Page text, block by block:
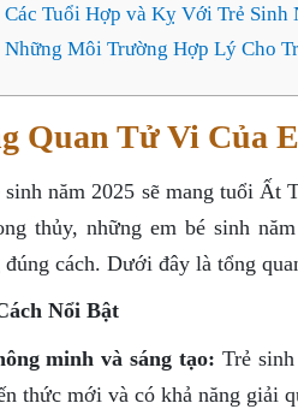
Các Tuổi Hợp và Kỵ Với Trẻ Sinh
Những Môi Trường Hợp Lý Cho
Quan Tử Vi Của
sinh năm 2025 sẽ mang tuổi Ất
thủy, những em bé sinh
cách. Dưới đây là tổng
Nổi Bật
minh và sáng tạo: Trẻ
thức mới và có khả năng giải